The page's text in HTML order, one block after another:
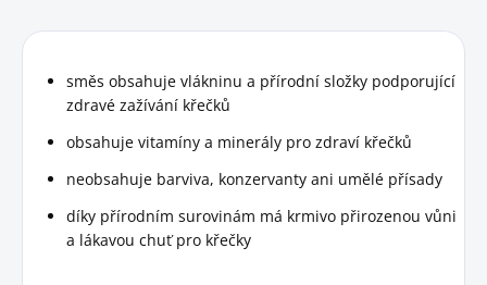
směs obsahuje vlákninu a přírodní složky podporující
zdravé zažívání křečků
obsahuje vitamíny a minerály pro zdraví křečků
neobsahuje barviva, konzervanty ani umělé přísady
díky přírodním surovinám má krmivo přirozenou vůni
a lákavou chuť pro křečky